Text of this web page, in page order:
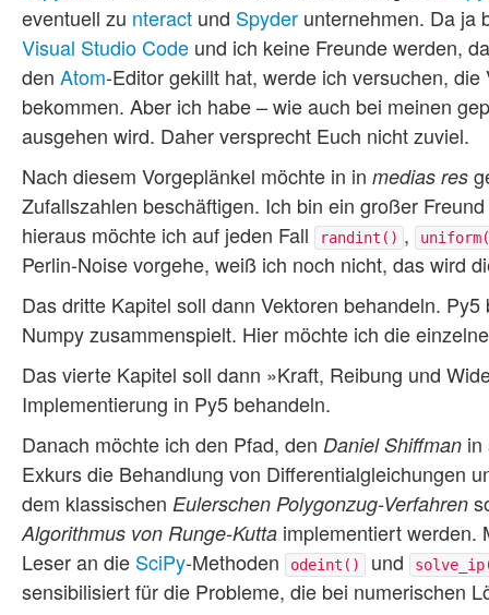
eventuell zu nteract und Spyder unternehmen. Da ja
Visual Studio Code und ich keine Freunde werden,
den Atom-Editor gekillt hat, werde ich versuchen,
bekommen. Aber ich habe – wie auch bei meinen
ausgehen wird. Daher versprecht Euch nicht zuviel.
Nach diesem Vorgeplänkel möchte in in medias res
Zufallszahlen beschäftigen. Ich bin ein großer
hieraus möchte ich auf jeden Fall
randint() ,
Perlin-Noise vorgehe, weiß ich noch nicht, das wird
Das dritte Kapitel soll dann Vektoren behandeln.
Numpy zusammenspielt. Hier möchte ich die
Das vierte Kapitel soll dann »Kraft, Reibung und
Implementierung in Py5 behandeln.
Danach möchte ich den Pfad, den Daniel Shiffman in
Exkurs die Behandlung von Differentialgleichungen
dem klassischen Eulerschen Polygonzug-Verfahren
Algorithmus von Runge-Kutta implementiert werden.
Leser an die SciPy-Methoden odeint() und
sensibilisiert für die Probleme, die bei numerischen